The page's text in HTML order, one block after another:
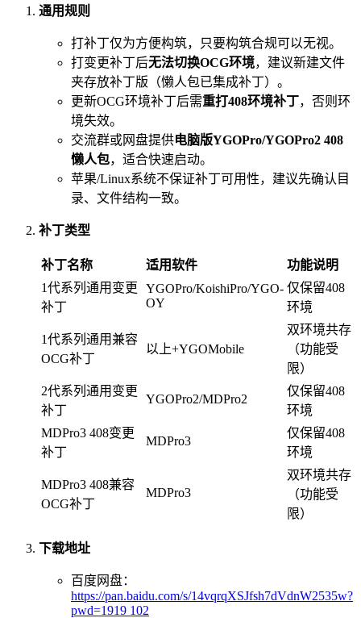
通用规则
打补丁仅为方便构筑，只要构筑合规可以无视。
打变更补丁后无法切换OCG环境，建议新建文件
夹存放补丁版（懒人包已集成补丁）。
更新OCG环境补丁后需重打408环境补丁，否则环
境失效。
交流群或网盘提供电脑版YGOPro/YGOPro2 408
懒人包，适合快速启动。
苹果/Linux系统不保证补丁可用性，建议先确认目
录、文件结构一致。
补丁类型
补丁名称 适用软件
功能说明
1代系列通用变更
补丁
YGOPro/KoishiPro/YGO-
OY
仅保留408
环境
1代系列通用兼容
OCG补丁
以上+YGOMobile
双环境共存
（功能受
限）
2代系列通用变更
补丁
YGOPro2/MDPro2
仅保留408
环境
MDPro3 408变更
补丁
MDPro3
仅保留408
环境
MDPro3 408兼容
OCG补丁
MDPro3
双环境共存
（功能受
限）
下载地址
百度网盘：
https://pan.baidu.com/s/14vqrqXSJfsh7dVdnW2535w?
pwd=1919 102